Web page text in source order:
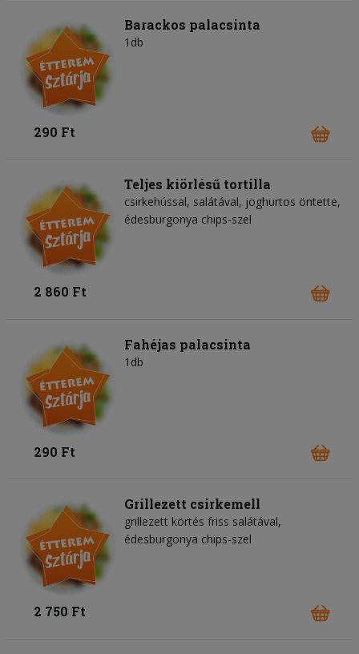
Barackos palacsinta
1db
290 Ft
Teljes kiörlésű tortilla
csirkehússal, salátával, joghurtos öntette,
édesburgonya chips-szel
2 860 Ft
Fahéjas palacsinta
1db
290 Ft
Grillezett csirkemell
grillezett körtés friss salátával,
édesburgonya chips-szel
2 750 Ft